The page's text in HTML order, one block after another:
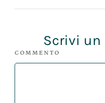
Scrivi
COMMENTO